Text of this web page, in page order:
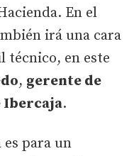
En el
irá una cara
técnico, en este
, gerente de
Ibercaja.
es para un